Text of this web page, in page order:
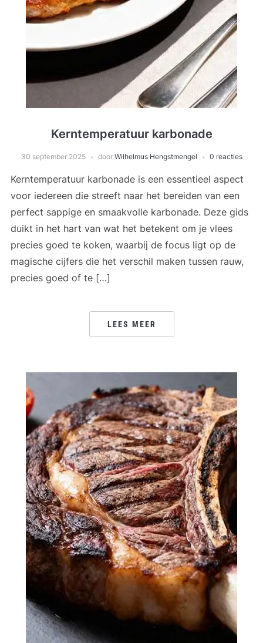
Kerntemperatuur karbonade
30 september 2025 door Wilhelmus Hengstmengel 0 reacties
Kerntemperatuur karbonade is een essentieel aspect
voor iedereen die streeft naar het bereiden van een
perfect sappige en smaakvolle karbonade. Deze gids
duikt in het hart van wat het betekent om je vlees
precies goed te koken, waarbij de focus ligt op de
magische cijfers die het verschil maken tussen rauw,
precies goed of te […]
LEES MEER